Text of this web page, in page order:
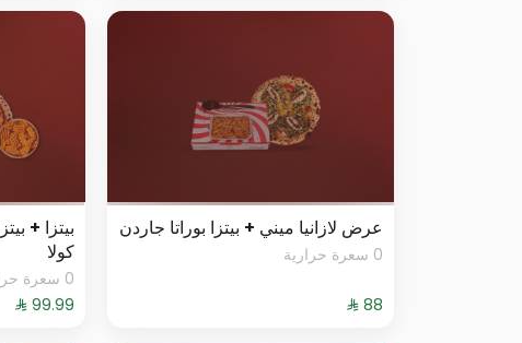
عرض لازانيا ميني + بيتزا بوراتا جاردن
0 سعرة حرارية
كولا
0 سعرة حرارية